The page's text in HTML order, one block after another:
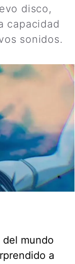
disco,
capacidad
sonidos.
del mundo
a